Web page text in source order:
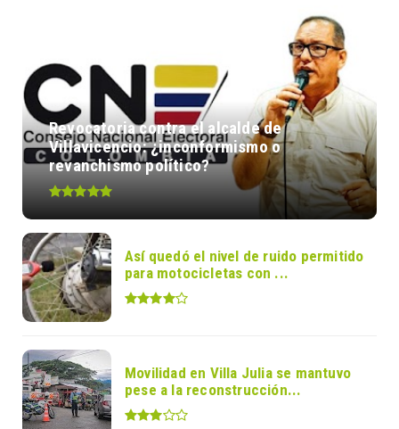
Revocatoria contra el alcalde de
Villavicencio: ¿inconformismo o
revanchismo político?
Así quedó el nivel de ruido permitido
para motocicletas con ...
Movilidad en Villa Julia se mantuvo
pese a la reconstrucción...